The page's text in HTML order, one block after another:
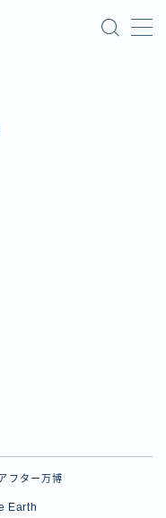
フター万博
Earth